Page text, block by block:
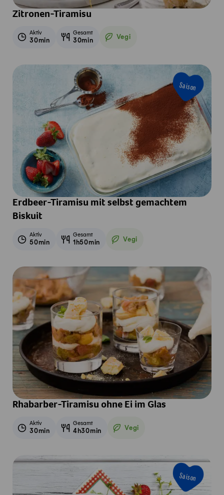
Zitronen-Tiramisu
Aktiv
30min
Gesamt
30min Vegi
Vegetarisch
Saison
Erdbeer-Tiramisu mit selbst gemachtem
Biskuit
Aktiv
50min
Gesamt
1h50min Vegi
Vegetarisch
Rhabarber-Tiramisu ohne Ei im Glas
Aktiv
30min
Gesamt
4h30min Vegi
Vegetarisch
Saison